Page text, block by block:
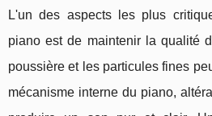
L'un des aspects les plus
piano est de maintenir la qualité
poussière et les particules fines
mécanisme interne du piano,